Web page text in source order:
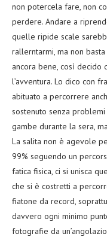
non potercela fare, non
perdere. Andare a
quelle ripide scale
rallerntarmi, ma non
ancora bene, così decido
l’avventura. Lo dico con
abituato a percorrere
sostenuto senza
gambe durante la sera,
La salita non è agevole
99% seguendo un
fatica fisica, ci si unisca
che si è costretti a
fiatone da record,
davvero ogni minimo
fotografie da